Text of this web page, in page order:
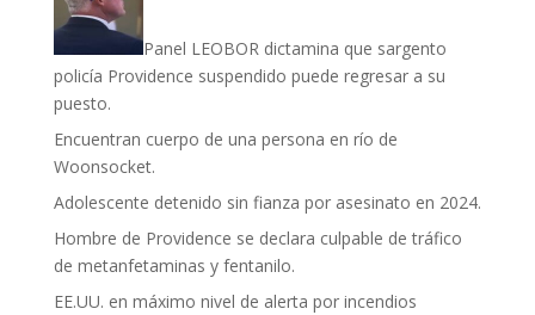
Panel LEOBOR dictamina que sargento
policía Providence suspendido puede regresar a su
puesto.
Encuentran cuerpo de una persona en río de
Woonsocket.
Adolescente detenido sin fianza por asesinato en 2024.
Hombre de Providence se declara culpable de tráfico
de metanfetaminas y fentanilo.
EE.UU. en máximo nivel de alerta por incendios